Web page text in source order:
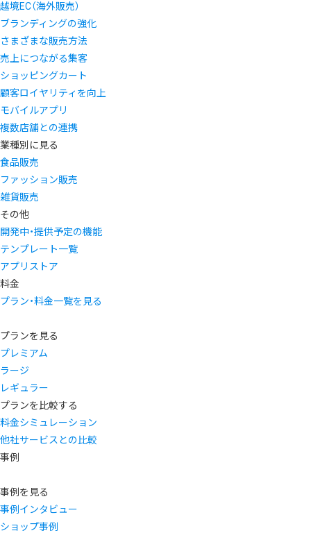
越境EC（海外販売）
ブランディングの強化
さまざまな販売方法
売上につながる集客
ショッピングカート
顧客ロイヤリティを向上
モバイルアプリ
複数店舗との連携
業種別に見る
食品販売
ファッション販売
雑貨販売
その他
開発中・提供予定の機能
テンプレート一覧
アプリストア
料金
プラン・料金一覧を見る
プランを見る
プレミアム
ラージ
レギュラー
プランを比較する
料金シミュレーション
他社サービスとの比較
事例
事例を見る
事例インタビュー
ショップ事例